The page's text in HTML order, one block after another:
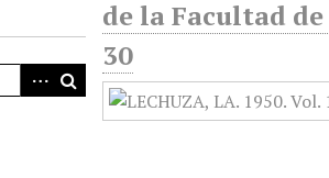
de la Facultad
30